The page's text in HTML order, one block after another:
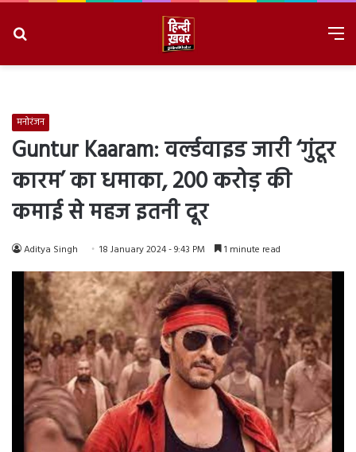
मनोरंजन
Guntur Kaaram: वर्ल्डवाइड जारी ‘गुंटूर
कारम’ का धमाका, 200 करोड़ की
कमाई से महज इतनी दूर
Aditya Singh 18 January 2024 - 9:43 PM 1 minute read